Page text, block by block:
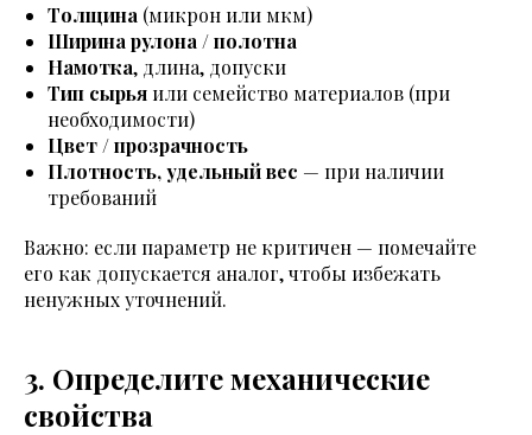
Толщина (микрон или мкм)
Ширина рулона / полотна
Намотка, длина, допуски
Тип сырья или семейство материалов (при
необходимости)
Цвет / прозрачность
Плотность, удельный вес — при наличии
требований
Важно: если параметр не критичен — помечайте
его как допускается аналог, чтобы избежать
ненужных уточнений.
3. Определите механические
свойства